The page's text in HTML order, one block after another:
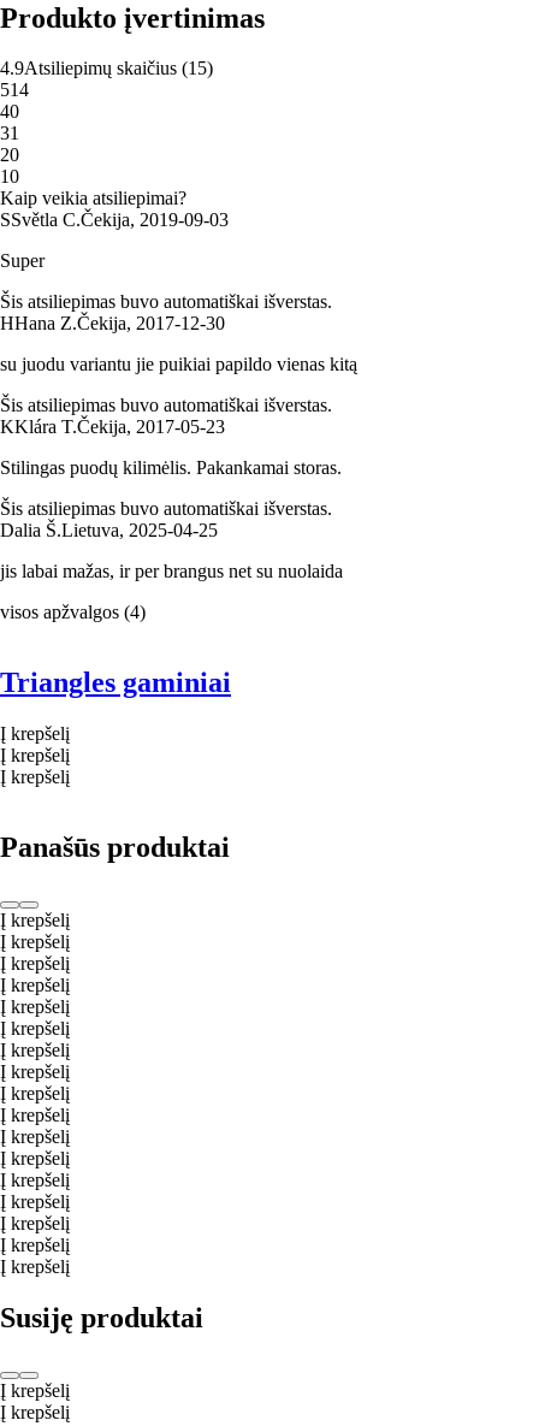
Produkto įvertinimas
4.9Atsiliepimų skaičius (15)
514
40
31
20
10
Kaip veikia atsiliepimai?
SSvětla C.Čekija, 2019‑09‑03
Super
Šis atsiliepimas buvo automatiškai išverstas.
HHana Z.Čekija, 2017‑12‑30
su juodu variantu jie puikiai papildo vienas kitą
Šis atsiliepimas buvo automatiškai išverstas.
KKlára T.Čekija, 2017‑05‑23
Stilingas puodų kilimėlis. Pakankamai storas.
Šis atsiliepimas buvo automatiškai išverstas.
Dalia Š.Lietuva, 2025‑04‑25
jis labai mažas, ir per brangus net su nuolaida
visos apžvalgos (4)
Triangles gaminiai
Į krepšelį
Į krepšelį
Į krepšelį
Panašūs produktai
Į krepšelį
Į krepšelį
Į krepšelį
Į krepšelį
Į krepšelį
Į krepšelį
Į krepšelį
Į krepšelį
Į krepšelį
Į krepšelį
Į krepšelį
Į krepšelį
Į krepšelį
Į krepšelį
Į krepšelį
Į krepšelį
Į krepšelį
Susiję produktai
Į krepšelį
Į krepšelį